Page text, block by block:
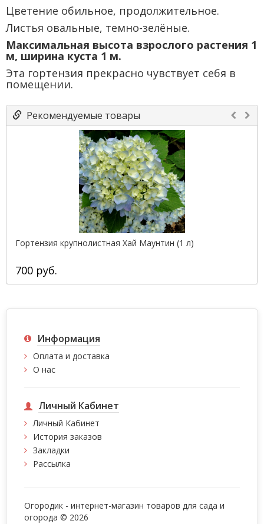
Цветение обильное, продолжительное.
Листья овальные, темно-зелёные.
Максимальная высота взрослого растения 1
м, ширина куста 1 м.
Эта гортензия прекрасно чувствует себя в
помещении.
Рекомендуемые товары
Гортензия крупнолистная Хай Маунтин (1 л)
700 руб.
Информация
Оплата и доставка
О нас
Личный Кабинет
Личный Кабинет
История заказов
Закладки
Рассылка
Огородик - интернет-магазин товаров для сада и
огорода © 2026